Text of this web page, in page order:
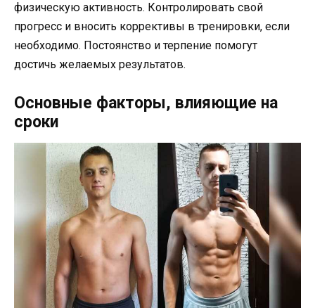
физическую активность. Контролировать свой
прогресс и вносить коррективы в тренировки, если
необходимо. Постоянство и терпение помогут
достичь желаемых результатов.
Основные факторы, влияющие на
сроки